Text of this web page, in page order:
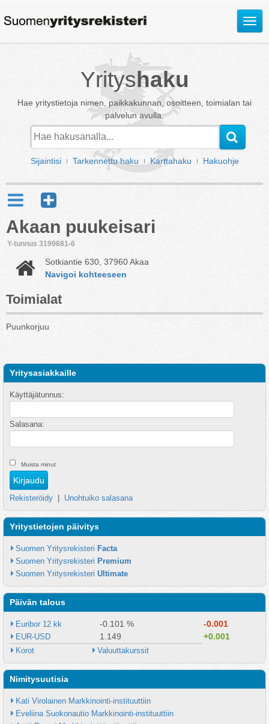
Avaa
Yrityshaku
Hae yritystietoja nimen, paikkakunnan, osoitteen, toimialan tai
palvelun avulla.
Sijaintisi Tarkennettu haku Karttahaku Hakuohje
Akaan puukeisari
Y-tunnus 3199681-6
Sotkiantie 630, 37960 Akaa
Navigoi kohteeseen
Toimialat
Puunkorjuu
Yritysasiakkaille
Käyttäjätunnus:
Salasana:
Muista minut
Rekisteröidy Unohtuiko salasana
Yritystietojen päivitys
Suomen Yritysrekisteri Facta
Suomen Yritysrekisteri Premium
Suomen Yritysrekisteri Ultimate
Päivän talous
Euribor 12 kk -0.101 % -0.001
EUR-USD 1.149 +0.001
Korot Valuuttakurssit
Nimitysuutisia
Kati Virolainen Markkinointi-instituuttiin
Eveliina Suokonautio Markkinointi-instituuttiin